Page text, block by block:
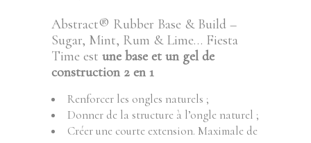
Abstract® Rubber Base & Build –
Sugar, Mint, Rum & Lime… Fiesta
Time est une base et un gel de
construction 2 en 1
Renforcer les ongles naturels ;
Donner de la structure à l’ongle naturel ;
Créer une courte extension. Maximale de